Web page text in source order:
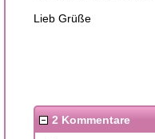
Lieb Grüße
2 Kommentare